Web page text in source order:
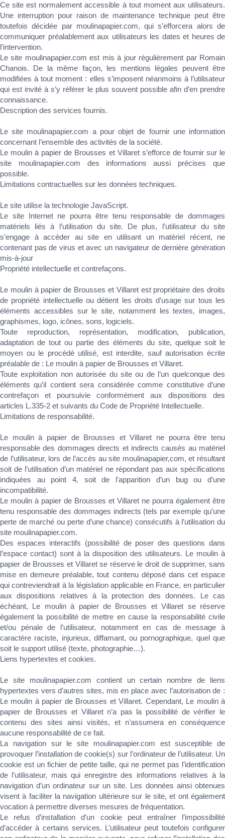
Ce site est normalement accessible à tout moment aux utilisateurs.
Une interruption pour raison de maintenance technique peut être
toutefois décidée par moulinapapier.com, qui s’efforcera alors de
communiquer préalablement aux utilisateurs les dates et heures de
l’intervention.
Le site moulinapapier.com est mis à jour régulièrement par Romain
Chanois. De la même façon, les mentions légales peuvent être
modifiées à tout moment : elles s’imposent néanmoins à l’utilisateur
qui est invité à s’y référer le plus souvent possible afin d’en prendre
connaissance.
Description des services fournis.
Le site moulinapapier.com a pour objet de fournir une information
concernant l’ensemble des activités de la société.
Le moulin à papier de Brousses et Villaret s’efforce de fournir sur le
site moulinapapier.com des informations aussi précises que
possible.
Limitations contractuelles sur les données techniques.
Le site utilise la technologie JavaScript.
Le site Internet ne pourra être tenu responsable de dommages
matériels liés à l’utilisation du site. De plus, l’utilisateur du site
s’engage à accéder au site en utilisant un matériel récent, ne
contenant pas de virus et avec un navigateur de dernière génération
mis-à-jour
Propriété intellectuelle et contrefaçons.
Le moulin à papier de Brousses et Villaret est propriétaire des droits
de propriété intellectuelle ou détient les droits d’usage sur tous les
éléments accessibles sur le site, notamment les textes, images,
graphismes, logo, icônes, sons, logiciels.
Toute reproduction, représentation, modification, publication,
adaptation de tout ou partie des éléments du site, quelque soit le
moyen ou le procédé utilisé, est interdite, sauf autorisation écrite
préalable de : Le moulin à papier de Brousses et Villaret.
Toute exploitation non autorisée du site ou de l’un quelconque des
éléments qu’il contient sera considérée comme constitutive d’une
contrefaçon et poursuivie conformément aux dispositions des
articles L.335-2 et suivants du Code de Propriété Intellectuelle.
Limitations de responsabilité.
Le moulin à papier de Brousses et Villaret ne pourra être tenu
responsable des dommages directs et indirects causés au matériel
de l’utilisateur, lors de l’accès au site moulinapapier,com, et résultant
soit de l’utilisation d’un matériel ne répondant pas aux spécifications
indiquées au point 4, soit de l’apparition d’un bug ou d’une
incompatibilité.
Le moulin à papier de Brousses et Villaret ne pourra également être
tenu responsable des dommages indirects (tels par exemple qu’une
perte de marché ou perte d’une chance) consécutifs à l’utilisation du
site moulinapapier.com.
Des espaces interactifs (possibilité de poser des questions dans
l’espace contact) sont à la disposition des utilisateurs. Le moulin à
papier de Brousses et Villaret se réserve le droit de supprimer, sans
mise en demeure préalable, tout contenu déposé dans cet espace
qui contreviendrait à la législation applicable en France, en particulier
aux dispositions relatives à la protection des données. Le cas
échéant, Le moulin à papier de Brousses et Villaret se réserve
également la possibilité de mettre en cause la responsabilité civile
et/ou pénale de l’utilisateur, notamment en cas de message à
caractère raciste, injurieux, diffamant, ou pornographique, quel que
soit le support utilisé (texte, photographie…).
Liens hypertextes et cookies.
Le site moulinapapier.com contient un certain nombre de liens
hypertextes vers d’autres sites, mis en place avec l’autorisation de :
Le moulin à papier de Brousses et Villaret. Cependant, Le moulin à
papier de Brousses et Villaret n’a pas la possibilité de vérifier le
contenu des sites ainsi visités, et n’assumera en conséquence
aucune responsabilité de ce fait.
La navigation sur le site moulinapapier.com est susceptible de
provoquer l’installation de cookie(s) sur l’ordinateur de l’utilisateur. Un
cookie est un fichier de petite taille, qui ne permet pas l’identification
de l’utilisateur, mais qui enregistre des informations relatives à la
navigation d’un ordinateur sur un site. Les données ainsi obtenues
visent à faciliter la navigation ultérieure sur le site, et ont également
vocation à permettre diverses mesures de fréquentation.
Le refus d’installation d’un cookie peut entraîner l’impossibilité
d’accéder à certains services. L’utilisateur peut toutefois configurer